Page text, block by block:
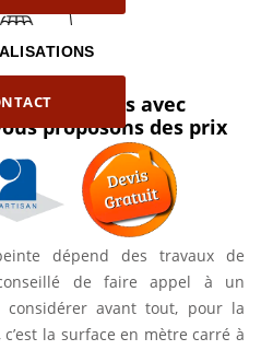
extérieurs avec
proposons des prix
dépend des travaux de
de faire appel à un
considérer avant tout, pour la
la surface en mètre carré à